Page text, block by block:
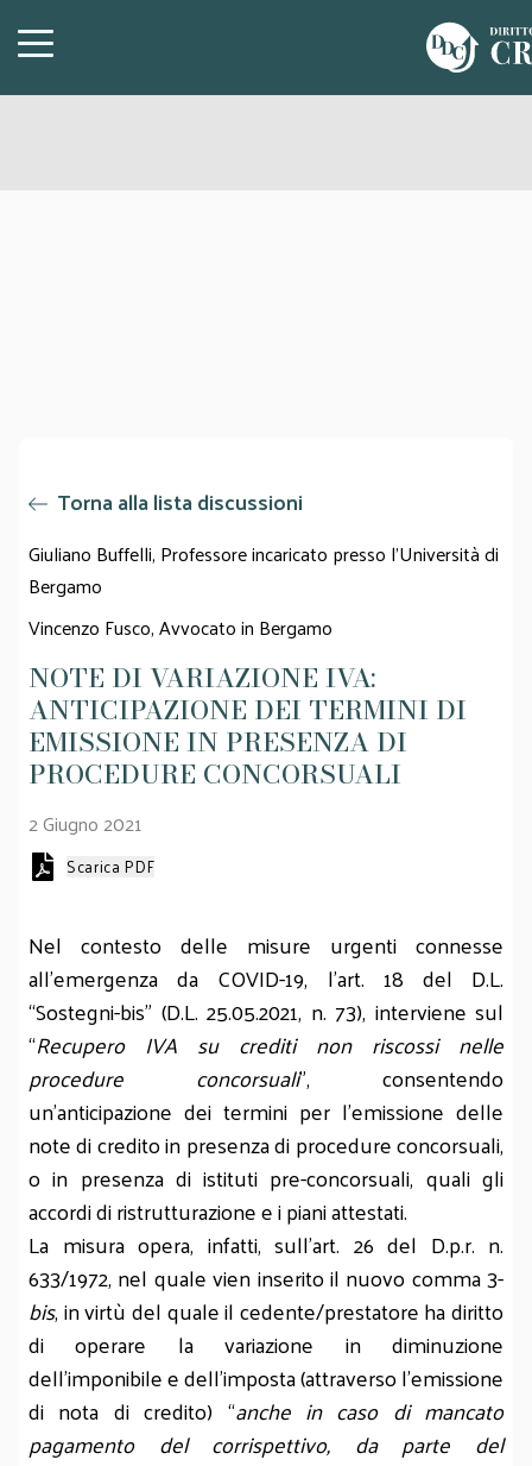
Torna alla lista discussioni
Giuliano Buffelli, Professore incaricato presso l'Università di
Bergamo
Vincenzo Fusco,Avvocato in Bergamo
NOTE DI VARIAZIONE IVA:
ANTICIPAZIONE DEI TERMINI DI
EMISSIONE IN PRESENZA DI
PROCEDURE CONCORSUALI
2 Giugno 2021
Scarica PDF
Nel contesto delle misure urgenti connesse
all’emergenza da COVID-19, l’art. 18 del D.L.
“Sostegni-bis” (D.L. 25.05.2021, n. 73), interviene sul
“Recupero IVA su crediti non riscossi nelle
procedure concorsuali”, consentendo
un’anticipazione dei termini per l’emissione delle
note di credito in presenza di procedure concorsuali,
o in presenza di istituti pre-concorsuali, quali gli
accordi di ristrutturazione e i piani attestati.
La misura opera, infatti, sull’art. 26 del D.p.r. n.
633/1972, nel quale vien inserito il nuovo comma 3-
bis, in virtù del quale il cedente/prestatore ha diritto
di operare la variazione in diminuzione
dell’imponibile e dell’imposta (attraverso l’emissione
di nota di credito) “anche in caso di mancato
pagamento del corrispettivo, da parte del